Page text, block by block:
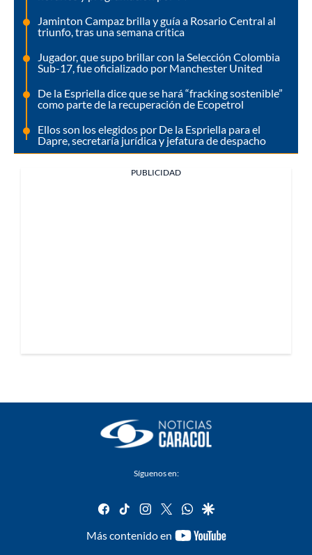
Jaminton Campaz brilla y guía a Rosario Central al
triunfo, tras una semana crítica
Jugador, que supo brillar con la Selección Colombia
Sub-17, fue oficializado por Manchester United
De la Espriella dice que se hará “fracking sostenible”
como parte de la recuperación de Ecopetrol
Ellos son los elegidos por De la Espriella para el
Dapre, secretaría jurídica y jefatura de despacho
PUBLICIDAD
Síguenos en:
facebook
tiktok instagram
twitterwhatsapp
google
Más contenido en
youtube-